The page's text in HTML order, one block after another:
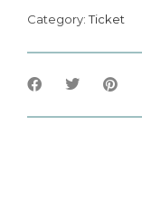
Category:Ticket